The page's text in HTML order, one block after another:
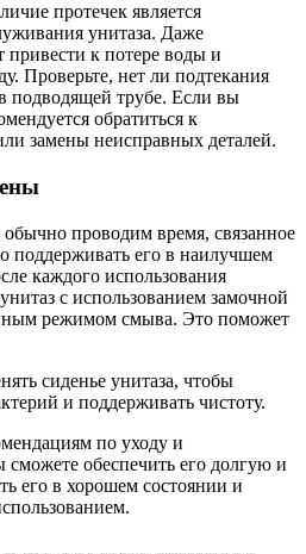
протечек является
унитаза. Даже
привести к потере воды и
Проверьте, нет ли подтекания
подводящей трубе. Если вы
обратиться к
замены неисправных деталей.
проводим время, связанное
поддерживать его в наилучшем
каждого использования
с использованием замочной
режимом смыва. Это поможет
сиденье унитаза, чтобы
и поддерживать чистоту.
по уходу и
обеспечить его долгую и
его в хорошем состоянии и